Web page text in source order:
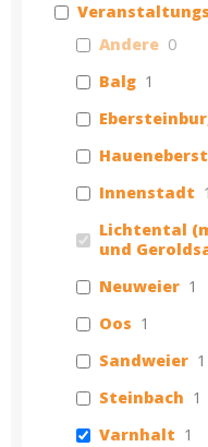
Andere 0
Balg 1
Innenstadt 1
Lichtental
und
Neuweier 1
Oos 1
Sandweier 1
Steinbach 1
Varnhalt 1